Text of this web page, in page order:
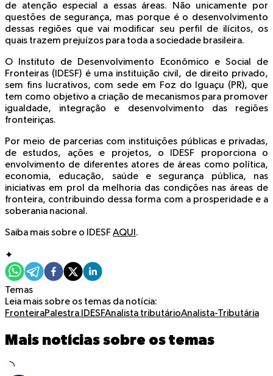
de atenção especial a essas áreas. Não unicamente por
questões de segurança, mas porque é o desenvolvimento
dessas regiões que vai modificar seu perfil de ilícitos, os
quais trazem prejuízos para toda a sociedade brasileira.
O Instituto de Desenvolvimento Econômico e Social de
Fronteiras (IDESF) é uma instituição civil, de direito privado,
sem fins lucrativos, com sede em Foz do Iguaçu (PR), que
tem como objetivo a criação de mecanismos para promover
igualdade, integração e desenvolvimento das regiões
fronteiriças.
Por meio de parcerias com instituições públicas e privadas,
de estudos, ações e projetos, o IDESF proporciona o
envolvimento de diferentes atores de áreas como política,
economia, educação, saúde e segurança pública, nas
iniciativas em prol da melhoria das condições nas áreas de
fronteira, contribuindo dessa forma com a prosperidade e a
soberania nacional.
Saiba mais sobre o IDESF AQUI .
✦
Temas
Leia mais sobre os temas da notícia:
FronteiraPalestra IDESFAnalista tributárioAnalista-Tributária
Mais notícias sobre os temas